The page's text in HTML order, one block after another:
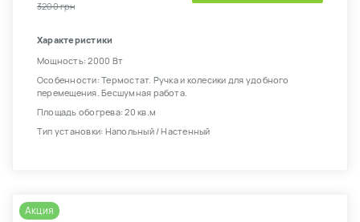
3200 грн
Характеристики
Мощность: 2000 Вт
Особенности: Термостат. Ручка и колесики для удобного
перемещения. Бесшумная работа.
Площадь обогрева: 20 кв.м
Тип установки: Напольный / Настенный
Акция